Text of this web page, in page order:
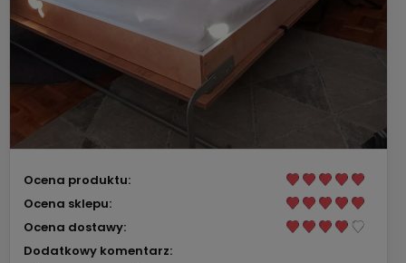
Ocena produktu:
Ocena sklepu:
Ocena dostawy:
Dodatkowy komentarz: